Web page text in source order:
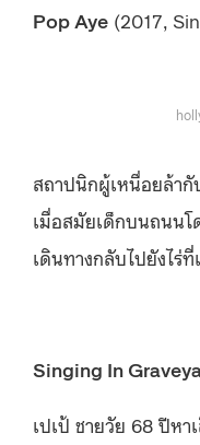
Pop Aye (2017,
สถาปนิกผู้เหนื่อยล้ากั
เมื่อสมัยเด็กบนถนน
เดินทางกลับไปยังไร่
Singing In
เปเป้ ชายวัย 68 ปีห